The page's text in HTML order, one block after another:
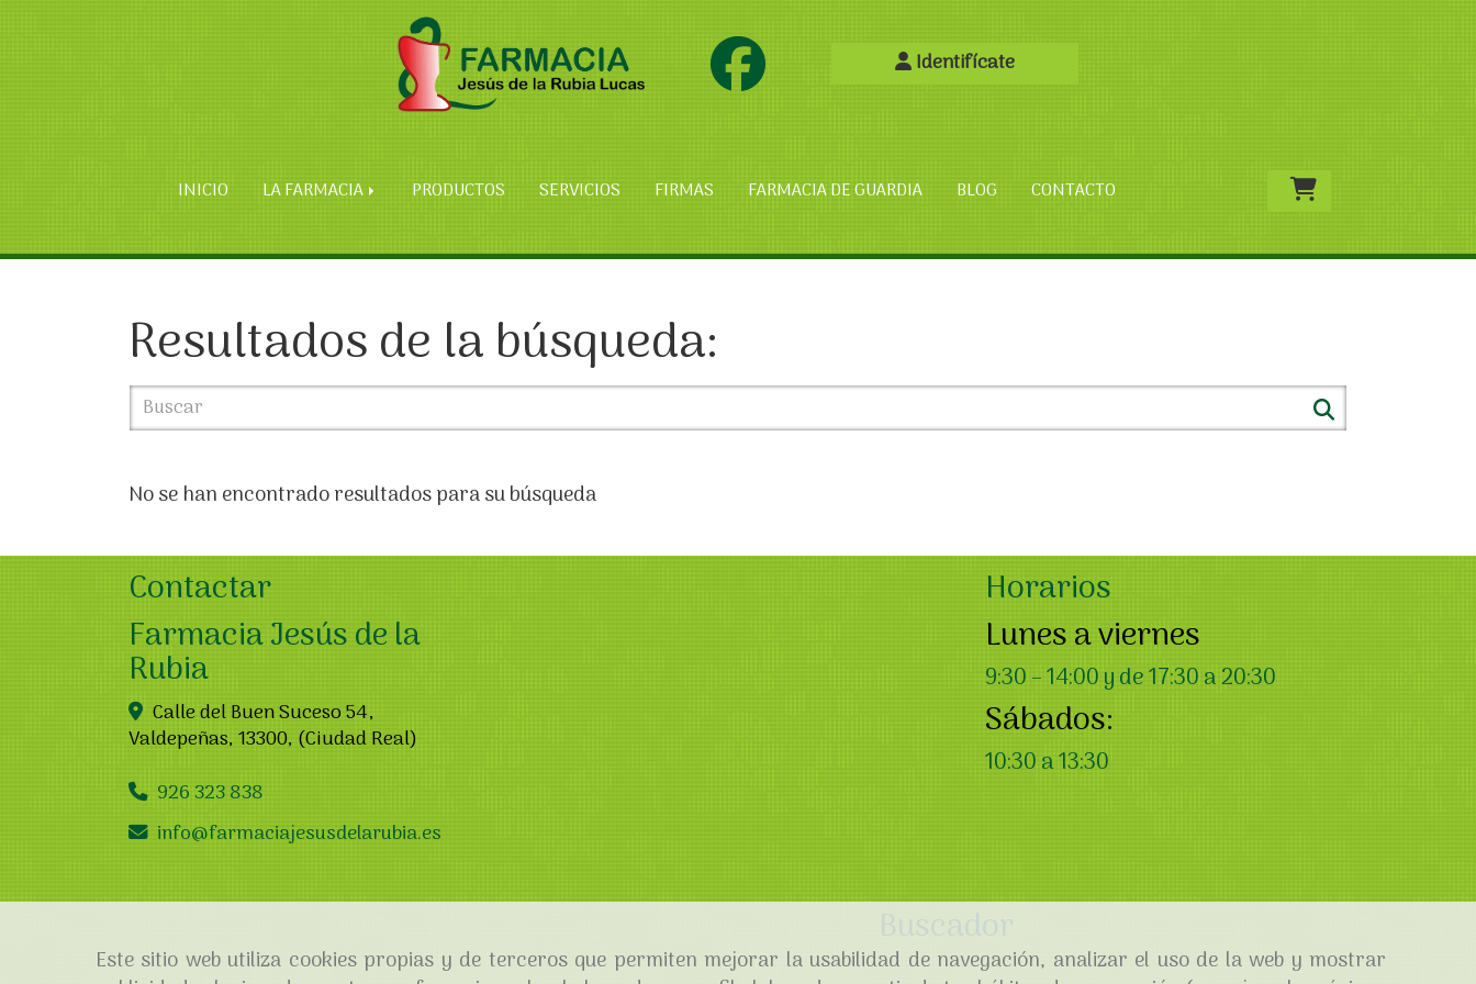
Este sitio web utiliza cookies propias y de terceros que permiten mejorar la usabilidad de navegación, analizar el uso de la web y mostrar
Identifícate
INICIO LA FARMACIA PRODUCTOS SERVICIOS FIRMAS FARMACIA DE GUARDIA BLOG CONTACTO
Resultados de la búsqueda:
No se han encontrado resultados para su búsqueda
Contactar
Farmacia Jesús de la
Rubia
Calle del Buen Suceso 54,
Valdepeñas,13300, (Ciudad Real)
926 323 838
info farmaciajesusdelarubia.es
Horarios
Lunes a viernes
9:30 – 14:00 y de 17:30 a 20:30
Sábados:
10:30 a 13:30